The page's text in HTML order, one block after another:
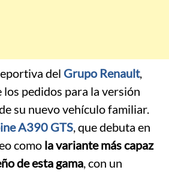
del Grupo Renault,
pedidos para la versión
su nuevo vehículo familiar.
A390 GTS, que debuta en
como la variante más capaz
de esta gama, con un